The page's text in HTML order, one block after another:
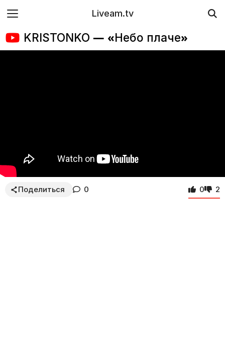
Liveam.tv
KRISTONKO — «Небо плаче»
Поделиться 0 0 2